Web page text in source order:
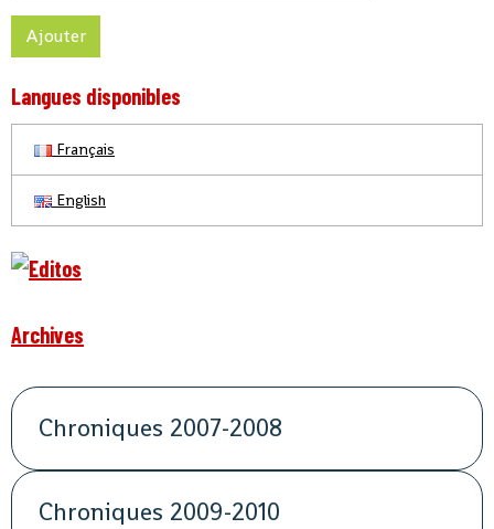
Ajouter
Langues disponibles
Français
English
Archives
Chroniques 2007-2008
Chroniques 2009-2010